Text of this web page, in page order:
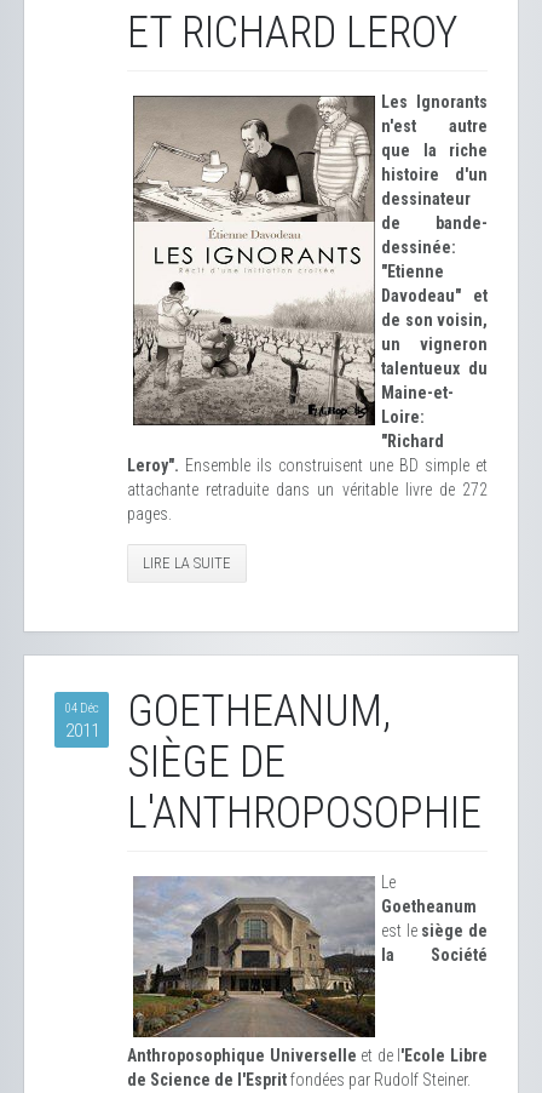
ET RICHARD LEROY
Les Ignorants
n'est autre
que la riche
histoire d'un
dessinateur
de bande-
dessinée:
"Etienne
Davodeau" et
de son voisin,
un vigneron
talentueux du
Maine-et-
Loire:
"Richard
Leroy". Ensemble ils construisent une BD simple et
attachante retraduite dans un véritable livre de 272
pages.
LIRE LA SUITE
04 Déc
2011
GOETHEANUM,
SIÈGE DE
L'ANTHROPOSOPHIE
Le
Goetheanum
est le siège de
la Société
Anthroposophique Universelle et de l 'Ecole Libre
de Science de l'Espritfondées par Rudolf Steiner.